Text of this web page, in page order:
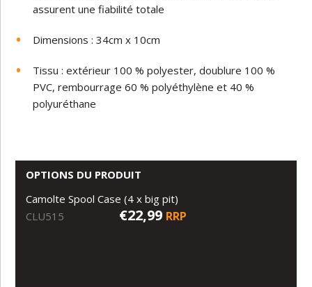
assurent une fiabilité totale
Dimensions : 34cm x 10cm
Tissu : extérieur 100 % polyester, doublure 100 %
PVC, rembourrage 60 % polyéthylène et 40 %
polyuréthane
OPTIONS DU PRODUIT
Camolte Spool Case (4 x big pit)
CLU515
€22,99 RRP